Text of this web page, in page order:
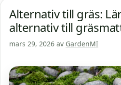
Alternativ till gräs:
alternativ till
mars 29, 2026 av GardenMI